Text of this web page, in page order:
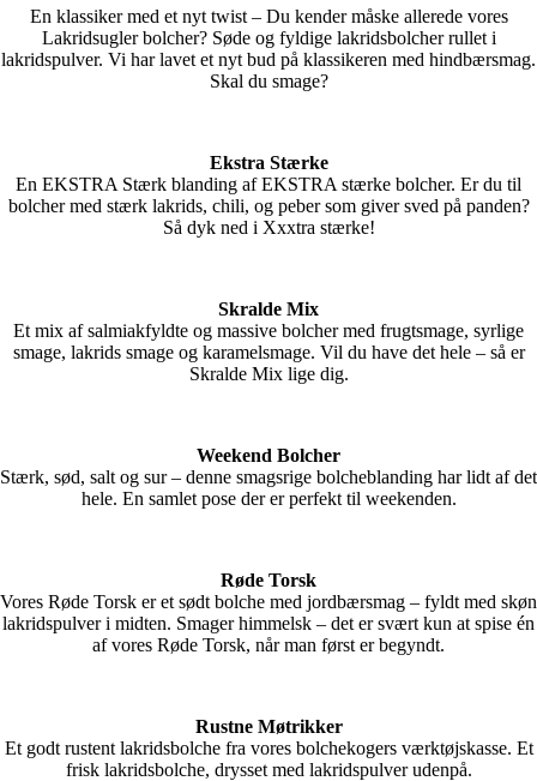
En klassiker med et nyt twist – Du kender måske allerede vores
Lakridsugler bolcher? Søde og fyldige lakridsbolcher rullet i
lakridspulver. Vi har lavet et nyt bud på klassikeren med hindbærsmag.
Skal du smage?
Ekstra Stærke
En EKSTRA Stærk blanding af EKSTRA stærke bolcher. Er du til
bolcher med stærk lakrids, chili, og peber som giver sved på panden?
Så dyk ned i Xxxtra stærke!
Skralde Mix
Et mix af salmiakfyldte og massive bolcher med frugtsmage, syrlige
smage, lakrids smage og karamelsmage. Vil du have det hele – så er
Skralde Mix lige dig.
Weekend Bolcher
Stærk, sød, salt og sur – denne smagsrige bolcheblanding har lidt af det
hele. En samlet pose der er perfekt til weekenden.
Røde Torsk
Vores Røde Torsk er et sødt bolche med jordbærsmag – fyldt med skøn
lakridspulver i midten. Smager himmelsk – det er svært kun at spise én
af vores Røde Torsk, når man først er begyndt.
Rustne Møtrikker
Et godt rustent lakridsbolche fra vores bolchekogers værktøjskasse. Et
frisk lakridsbolche, drysset med lakridspulver udenpå.